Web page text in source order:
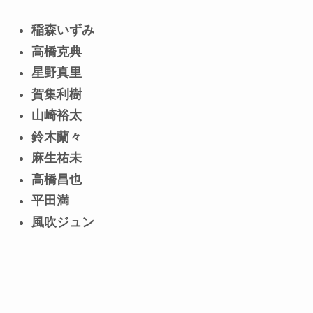
稲森いずみ
高橋克典
星野真里
賀集利樹
山崎裕太
鈴木蘭々
麻生祐未
高橋昌也
平田満
風吹ジュン